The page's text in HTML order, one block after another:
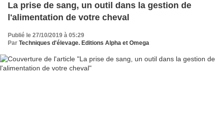
La prise de sang, un outil dans la gestion de
l'alimentation de votre cheval
Publié le 27/10/2019 à 05:29
Par Techniques d'élevage. Editions Alpha et Omega